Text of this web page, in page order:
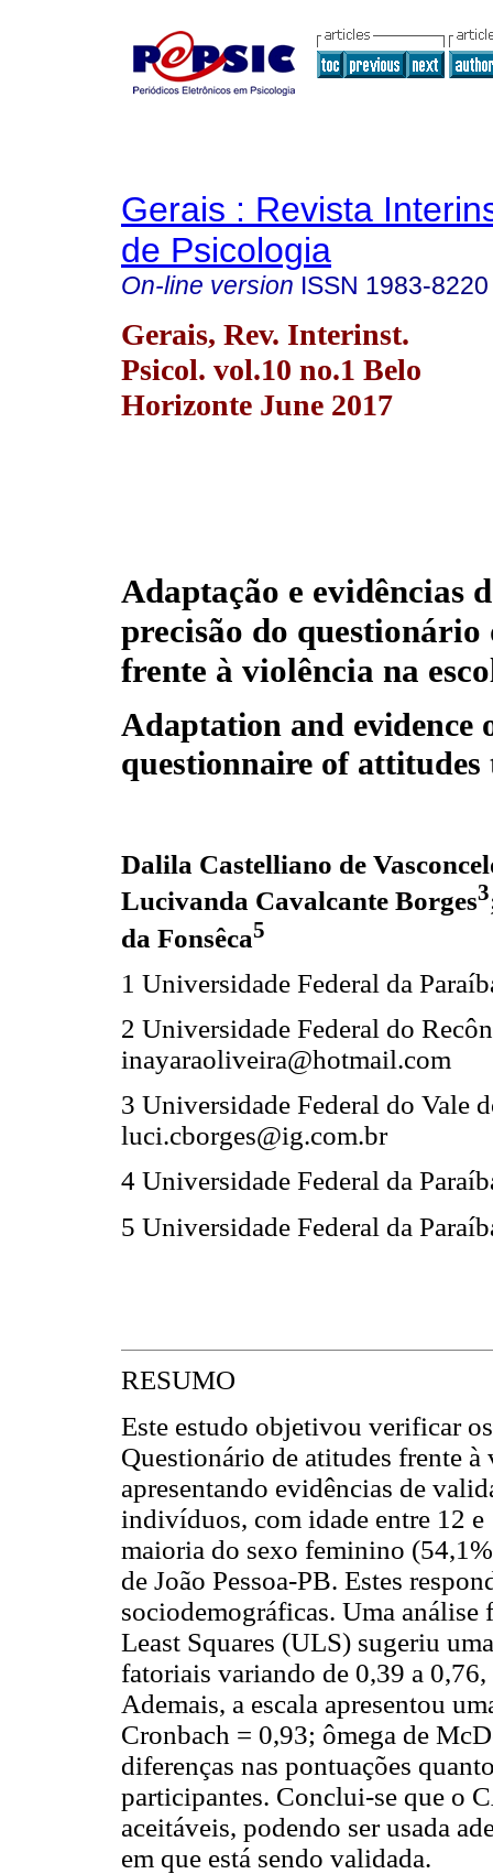
Gerais : Revista
de Psicologia
On-line version ISSN 1983-8220
Gerais, Rev. Interinst.
Psicol. vol.10 no.1 Belo
Horizonte June 2017
Adaptação e evidências
precisão do questionário
frente à violência na
Adaptation and evidence
questionnaire of attitudes
Dalila Castelliano de
Lucivanda Cavalcante Borges3
da Fonsêca5
1 Universidade Federal da
2 Universidade Federal do
inayaraoliveira@hotmail.com
3 Universidade Federal do Vale
luci.cborges@ig.com.br
4 Universidade Federal da
5 Universidade Federal da
RESUMO
Este estudo objetivou verificar
Questionário de atitudes frente
apresentando evidências de
indivíduos, com idade entre 12
maioria do sexo feminino
de João Pessoa-PB. Estes
sociodemográficas. Uma
Least Squares (ULS) sugeriu
fatoriais variando de 0,39 a
Ademais, a escala apresentou
Cronbach = 0,93; ômega de
diferenças nas pontuações
participantes. Conclui-se que o
aceitáveis, podendo ser usada
em que está sendo validada.